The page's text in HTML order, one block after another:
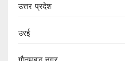
उत्तर प्रदेश
उरई